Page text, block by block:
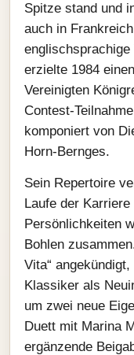
Spitze stand und
auch in
englischsprachige
erzielte 1984
Vereinigten
komponiert von
Horn‑Bernges.
Sein Repertoire
Laufe der
Persönlichkeiten
Bohlen
Vita“
Klassiker als
um zwei neue
Duett mit Marina
ergänzende